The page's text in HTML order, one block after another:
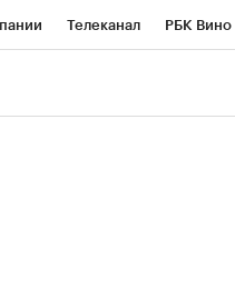
Телеканал РБК Вино